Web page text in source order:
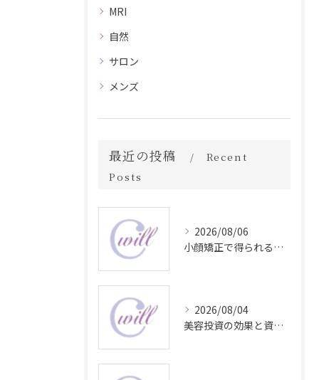
MRI
自然
サロン
メンズ
最近の投稿
Recent
Posts
2026/08/06
小顔矯正で得られる顔変化の科学的効果
2026/08/04
美容投資の効果と資産価値の解説